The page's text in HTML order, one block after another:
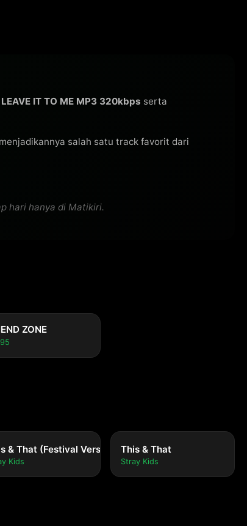
IT TO ME MP3 320kbps serta
salah satu track favorit dari
hari hanya di Matikiri.
ZONE
& That (Festival Version)
Kids
This & That
Stray Kids